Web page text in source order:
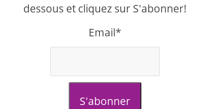
dessous et cliquez sur S'abonner!
Email*
S'abonner